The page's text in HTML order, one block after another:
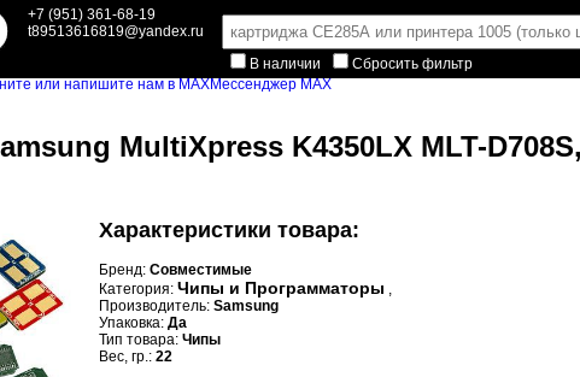
+7 (951) 361-68-19
t89513616819@yandex.ru
В наличии
Сбросить фильтр
Мессенджер MAX
MultiXpress K4350LX MLT-
Характеристики товара:
Бренд: Совместимые
Категория: Чипы и Программаторы ,
Производитель: Samsung
Упаковка: Да
Тип товара: Чипы
Вес, гр.: 22